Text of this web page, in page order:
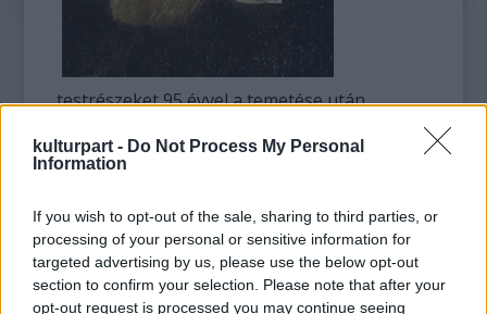
kulturpart - Do Not Process My Personal
Information
If you wish to opt-out of the sale, sharing to third parties, or
processing of your personal or sensitive information for
targeted advertising by us, please use the below opt-out
section to confirm your selection. Please note that after your
opt-out request is processed you may continue seeing
testrészeket 95 évvel a temetése után
történész 1642-ben halt meg.
tudománytörténész volt az, aki Galilei
testrészeit külön ceremónia keretében,
mintegy ellenállásként Galilei hivatalos
megítélésével szemben, temettette el a